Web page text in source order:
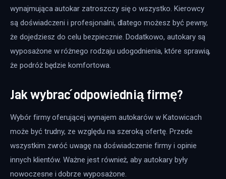
wynajmująca autokar zatroszczy się o wszystko. Kierowcy
są doświadczeni i profesjonalni, dlatego możesz być pewny,
że dojedziesz do celu bezpiecznie. Dodatkowo, autokary są
wyposażone w różnego rodzaju udogodnienia, które sprawią,
że podróż będzie komfortowa.
Jak wybrać odpowiednią firmę?
Wybór firmy oferującej wynajem autokarów w Katowicach
może być trudny, ze względu na szeroką ofertę. Przede
wszystkim zwróć uwagę na doświadczenie firmy i opinie
innych klientów. Ważne jest również, aby autokary były
nowoczesne i dobrze wyposażone.